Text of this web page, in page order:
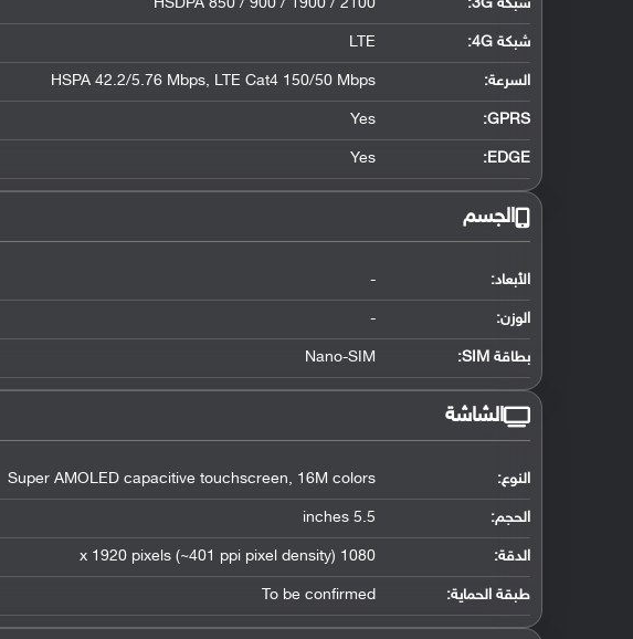
شبكة 3G :
HSDPA 850 / 900 / 1900 / 2100
شبكة 4G :
LTE
السرعة: HSPA 42.2/5.76 Mbps, LTE Cat4 150/50 Mbps
GPRS:
Yes
EDGE:
Yes
الجسم
الأبعاد: -
الوزن: -
بطاقة SIM: Nano-SIM
الشاشة
النوع: Super AMOLED capacitive touchscreen, 16M colors
الحجم: 5.5 inches
الدقة: 1080 x 1920 pixels (~401 ppi pixel density)
طبقة الحماية: To be confirmed